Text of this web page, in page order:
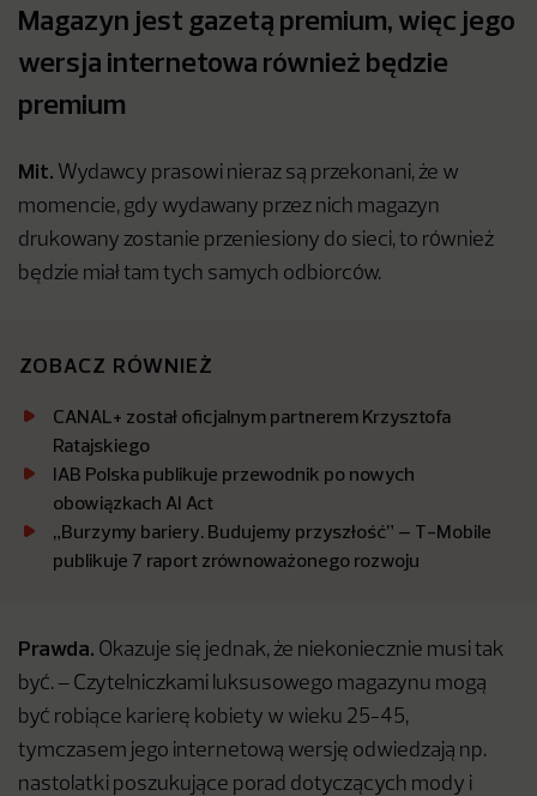
Magazyn jest gazetą premium, więc jego
wersja internetowa również będzie
premium
Mit. Wydawcy prasowi nieraz są przekonani, że w
momencie, gdy wydawany przez nich magazyn
drukowany zostanie przeniesiony do sieci, to również
będzie miał tam tych samych odbiorców.
ZOBACZ RÓWNIEŻ
CANAL+ został oficjalnym partnerem Krzysztofa
Ratajskiego
IAB Polska publikuje przewodnik po nowych
obowiązkach AI Act
„Burzymy bariery. Budujemy przyszłość” – T-Mobile
publikuje 7 raport zrównoważonego rozwoju
Prawda. Okazuje się jednak, że niekoniecznie musi tak
być. – Czytelniczkami luksusowego magazynu mogą
być robiące karierę kobiety w wieku 25-45,
tymczasem jego internetową wersję odwiedzają np.
nastolatki poszukujące porad dotyczących mody i